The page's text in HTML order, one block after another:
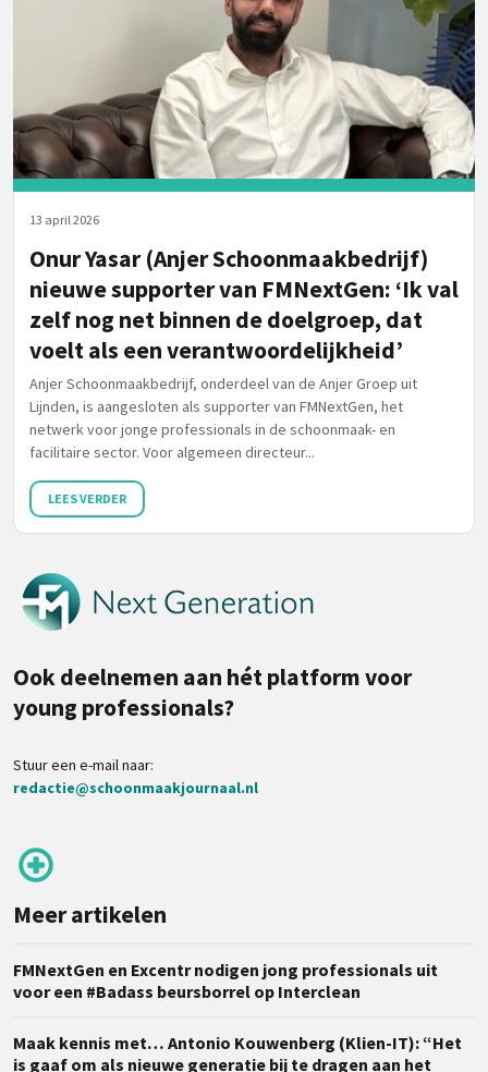
13 april 2026
Onur Yasar (Anjer Schoonmaakbedrijf)
nieuwe supporter van FMNextGen: ‘Ik val
zelf nog net binnen de doelgroep, dat
voelt als een verantwoordelijkheid’
Anjer Schoonmaakbedrijf, onderdeel van de Anjer Groep uit
Lijnden, is aangesloten als supporter van FMNextGen, het
netwerk voor jonge professionals in de schoonmaak- en
facilitaire sector. Voor algemeen directeur...
LEES VERDER
Ook deelnemen aan hét platform voor
young professionals?
Stuur een e-mail naar:
redactie@schoonmaakjournaal.nl
Meer artikelen
FMNextGen en Excentr nodigen jong professionals uit
voor een #Badass beursborrel op Interclean
Maak kennis met… Antonio Kouwenberg (Klien-IT): “Het
is gaaf om als nieuwe generatie bij te dragen aan het